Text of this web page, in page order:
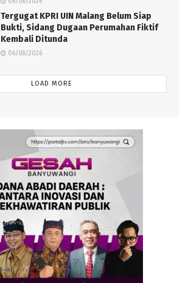
Tergugat KPRI UIN Malang Belum Siap
Bukti, Sidang Dugaan Perumahan Fiktif
Kembali Ditunda
06/08/2026
LOAD MORE